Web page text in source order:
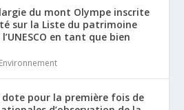
du mont Olympe inscrite
sur la Liste du patrimoine
en tant que bien
Environnement
dote pour la première fois de